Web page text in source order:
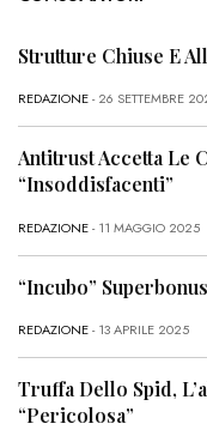
Strutture Chiuse E
REDAZIONE- 26 SETTEMBRE
Antitrust Accetta Le
“Insoddisfacenti”
REDAZIONE- 11 MAGGIO 2025
“Incubo”
REDAZIONE- 13 APRILE 2025
Truffa Dello Spid,
“Pericolosa”